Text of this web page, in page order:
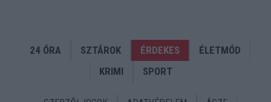
24 ÓRA SZTÁROK ÉRDEKES
ÉLETMÓD
KRIMI
SPORT